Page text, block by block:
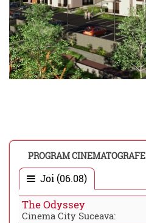
PROGRAM CINEMATOGRAFE
Joi (06.08)
The Odyssey
Cinema City Suceava: